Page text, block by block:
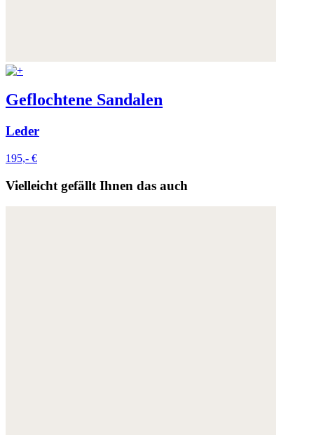
Geflochtene Sandalen
Leder
195,- €
Vielleicht gefällt Ihnen das auch